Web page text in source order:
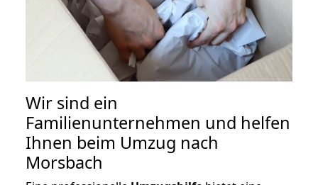
Wir sind ein
Familienunternehmen und helfen
Ihnen beim Umzug nach
Morsbach